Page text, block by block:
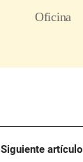
Siguiente artículo